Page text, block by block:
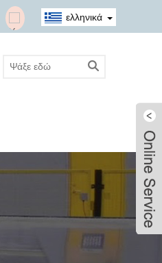
ελληνικά